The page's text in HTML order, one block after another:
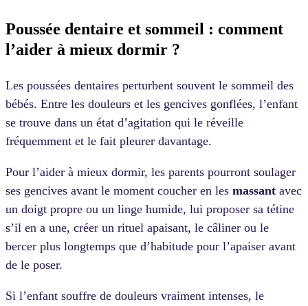
Poussée dentaire et sommeil : comment
l’aider à mieux dormir ?
Les poussées dentaires perturbent souvent le sommeil des
bébés. Entre les douleurs et les gencives gonflées, l’enfant
se trouve dans un état d’agitation qui le réveille
fréquemment et le fait pleurer davantage.
Pour l’aider à mieux dormir, les parents pourront soulager
ses gencives avant le moment coucher en les massant avec
un doigt propre ou un linge humide, lui proposer sa tétine
s’il en a une, créer un rituel apaisant, le câliner ou le
bercer plus longtemps que d’habitude pour l’apaiser avant
de le poser.
Si l’enfant souffre de douleurs vraiment intenses, le